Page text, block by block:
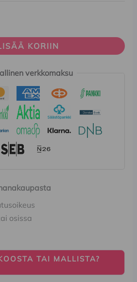
KORIIN
verkkomaksu
osissa
TAI MALLISTA?